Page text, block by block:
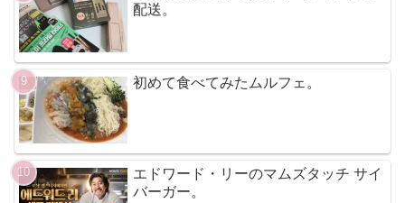
配送。
初めて食べてみたムルフェ。
エドワード・リーのマムズタッチ サイ
バーガー。